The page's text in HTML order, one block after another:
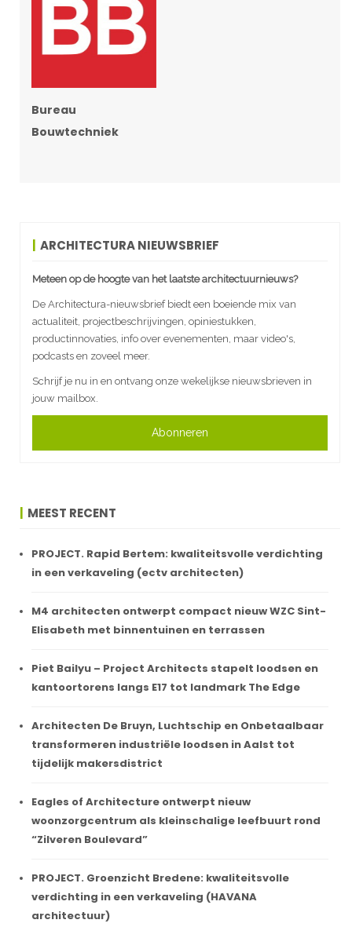
Bureau
Bouwtechniek
ARCHITECTURA NIEUWSBRIEF
Meteen op de hoogte van het laatste architectuurnieuws?
De Architectura-nieuwsbrief biedt een boeiende mix van
actualiteit, projectbeschrijvingen, opiniestukken,
productinnovaties, info over evenementen, maar video's,
podcasts en zoveel meer.
Schrijf je nu in en ontvang onze wekelijkse nieuwsbrieven in
jouw mailbox.
Abonneren
MEEST RECENT
PROJECT. Rapid Bertem: kwaliteitsvolle verdichting
in een verkaveling (ectv architecten)
M4 architecten ontwerpt compact nieuw WZC Sint-
Elisabeth met binnentuinen en terrassen
Piet Bailyu – Project Architects stapelt loodsen en
kantoortorens langs E17 tot landmark The Edge
Architecten De Bruyn, Luchtschip en Onbetaalbaar
transformeren industriële loodsen in Aalst tot
tijdelijk makersdistrict
Eagles of Architecture ontwerpt nieuw
woonzorgcentrum als kleinschalige leefbuurt rond
“Zilveren Boulevard”
PROJECT. Groenzicht Bredene: kwaliteitsvolle
verdichting in een verkaveling (HAVANA
architectuur)